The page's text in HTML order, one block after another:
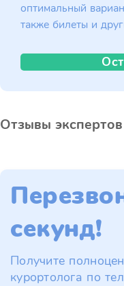
оптимальный
также билеты и
Отзывы экспертов
секунд!
Получите
курортолога по